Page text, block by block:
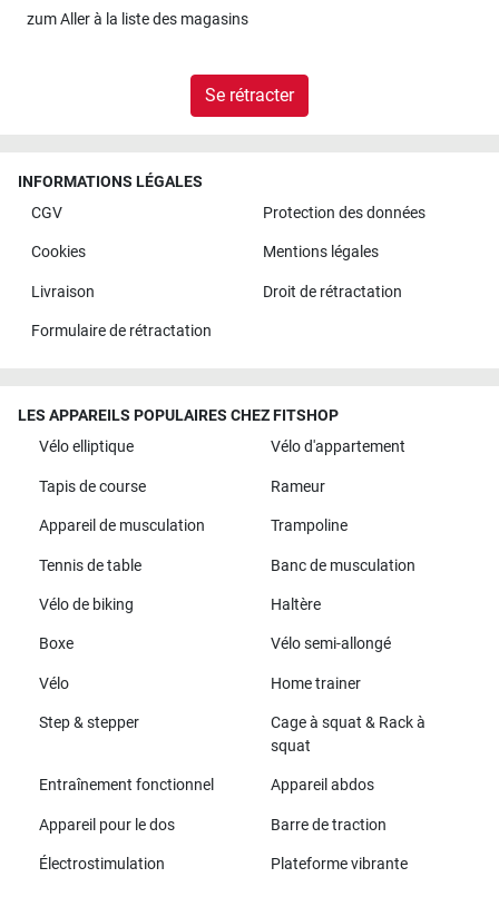
zumAller à la liste des magasins
Se rétracter
INFORMATIONS LÉGALES
CGV
Protection des données
Cookies Mentions légales
Livraison Droit de rétractation
Formulaire de rétractation
LES APPAREILS POPULAIRES CHEZ FITSHOP
Vélo elliptique
Vélo d'appartement
Tapis de course Rameur
Appareil de musculation Trampoline
Tennis de table Banc de musculation
Vélo de biking Haltère
Boxe Vélo semi-allongé
Vélo Home trainer
Step & stepper
Cage à squat & Rack à
squat
Entraînement fonctionnel Appareil abdos
Appareil pour le dos Barre de traction
Électrostimulation Plateforme vibrante